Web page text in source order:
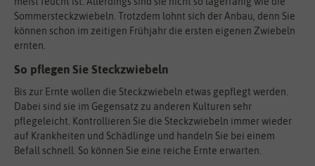
Sommersteckzwiebeln. Trotzdem lohnt sich der Anbau, denn Sie
können schon im zeitigen Frühjahr die ersten eigenen Zwiebeln
ernten.
So pflegen Sie Steckzwiebeln
Bis zur Ernte wollen die Steckzwiebeln etwas gepflegt werden.
Dabei sind sie im Gegensatz zu anderen Kulturen sehr
pflegeleicht. Kontrollieren Sie die Steckzwiebeln immer wieder
auf Krankheiten und Schädlinge und handeln Sie bei einem
Befall schnell. So können Sie eine reiche Ernte erwarten.